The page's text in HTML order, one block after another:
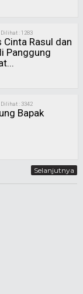
Dilihat : 1283
Cinta Rasul dan
Panggung
Dilihat : 3342
Bapak
Selanjutnya